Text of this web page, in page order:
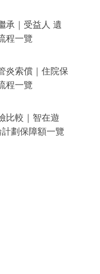
承｜受益人 遺
程一覽
炎索償｜住院保
程一覽
比較｜智在遊
劃保障額一覽